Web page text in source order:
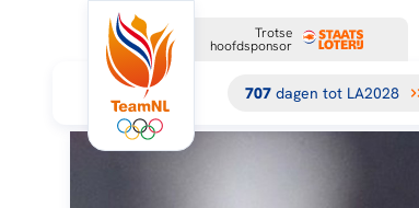
Trotse
hoofdsponsor
707 dagen tot LA2028